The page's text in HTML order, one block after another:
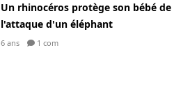
Un rhinocéros protège son bébé de
l'attaque d'un éléphant
6 ans 1 com